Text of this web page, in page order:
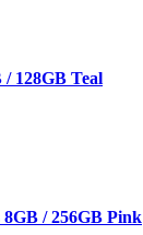
/ 128GB Teal
8GB / 256GB Pink